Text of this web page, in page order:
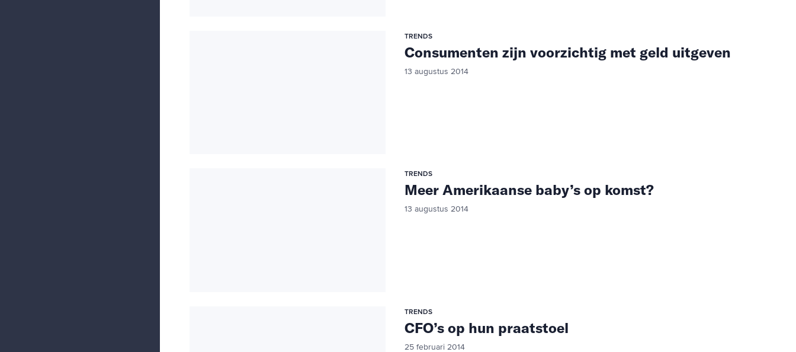
TRENDS
Consumenten zijn voorzichtig met geld uitgeven
13 augustus 2014
TRENDS
Meer Amerikaanse baby’s op komst?
13 augustus 2014
TRENDS
CFO’s op hun praatstoel
25 februari 2014